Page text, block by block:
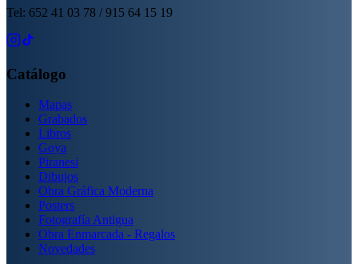
Tel: 652 41 03 78 / 915 64 15 19
Catálogo
Mapas
Grabados
Libros
Goya
Piranesi
Dibujos
Obra Gráfica Moderna
Posters
Fotografía Antigua
Obra Enmarcada - Regalos
Novedades